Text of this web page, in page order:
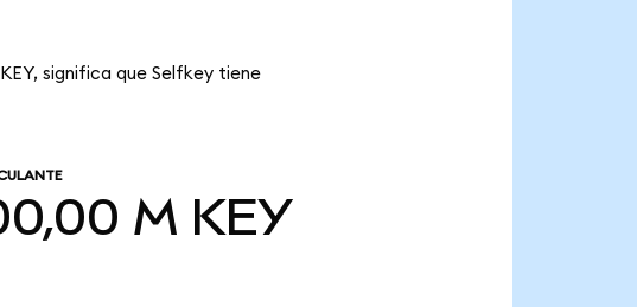
significa que Selfkey tiene
M KEY